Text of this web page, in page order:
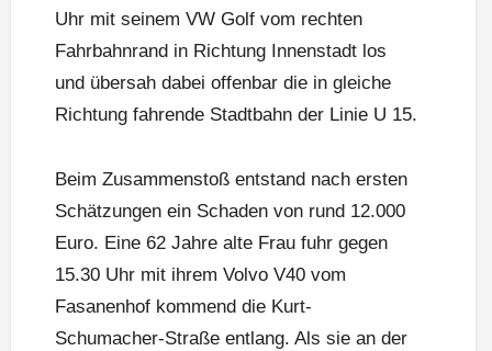
Uhr mit seinem VW Golf vom rechten
Fahrbahnrand in Richtung Innenstadt los
und übersah dabei offenbar die in gleiche
Richtung fahrende Stadtbahn der Linie U 15.
Beim Zusammenstoß entstand nach ersten
Schätzungen ein Schaden von rund 12.000
Euro. Eine 62 Jahre alte Frau fuhr gegen
15.30 Uhr mit ihrem Volvo V40 vom
Fasanenhof kommend die Kurt-
Schumacher-Straße entlang. Als sie an der